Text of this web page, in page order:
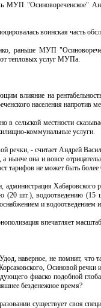
МУП "Осиновореченское"
воинская часть
раньше МУП
от тепловых услуг МУПа.
влияние на
населения напротив
в сельской местности
коммунальные услуги.
речки, - считает Андрей
нынче она и вовсе
тарифов не может быть более
администрация
(20 шт.), водоотведению
и водоотведением
впечатляет
наверное, не помнит, что
Осиновой
фиаско подобной
безденежное время?
существует своя